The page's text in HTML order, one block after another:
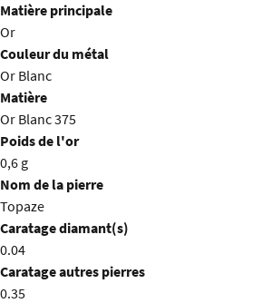
Matière principale
Or
Couleur du métal
Or Blanc
Matière
Or Blanc 375
Poids de l'or
0,6 g
Nom de la pierre
Topaze
Caratage diamant(s)
0.04
Caratage autres pierres
0.35